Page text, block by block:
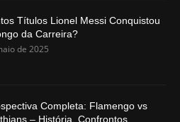
Títulos Lionel Messi Conquistou
da Carreira?
de 2025
Completa: Flamengo vs
– História, Confrontos